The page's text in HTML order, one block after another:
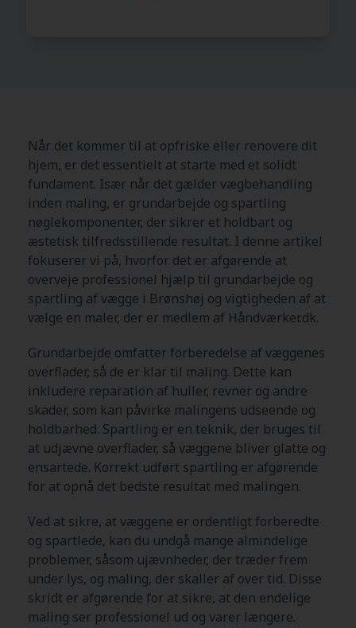
Når det kommer til at opfriske eller renovere dit
hjem, er det essentielt at starte med et solidt
fundament. Især når det gælder vægbehandling
inden maling, er grundarbejde og spartling
nøglekomponenter, der sikrer et holdbart og
æstetisk tilfredsstillende resultat. I denne artikel
fokuserer vi på, hvorfor det er afgørende at
overveje professionel hjælp til grundarbejde og
spartling af vægge i Brønshøj og vigtigheden af at
vælge en maler, der er medlem af Håndværker.dk.
Grundarbejde omfatter forberedelse af væggenes
overflader, så de er klar til maling. Dette kan
inkludere reparation af huller, revner og andre
skader, som kan påvirke malingens udseende og
holdbarhed. Spartling er en teknik, der bruges til
at udjævne overflader, så væggene bliver glatte og
ensartede. Korrekt udført spartling er afgørende
for at opnå det bedste resultat med malingen.
Ved at sikre, at væggene er ordentligt forberedte
og spartlede, kan du undgå mange almindelige
problemer, såsom ujævnheder, der træder frem
under lys, og maling, der skaller af over tid. Disse
skridt er afgørende for at sikre, at den endelige
maling ser professionel ud og varer længere.